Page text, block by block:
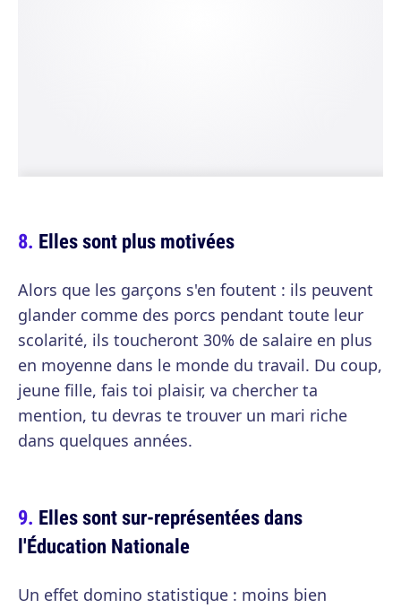
Elles sont plus motivées
Alors que les garçons s'en foutent : ils peuvent
glander comme des porcs pendant toute leur
scolarité, ils toucheront 30% de salaire en plus
en moyenne dans le monde du travail. Du coup,
jeune fille, fais toi plaisir, va chercher ta
mention, tu devras te trouver un mari riche
dans quelques années.
Elles sont sur-représentées dans
l'Éducation Nationale
Un effet domino statistique : moins bien